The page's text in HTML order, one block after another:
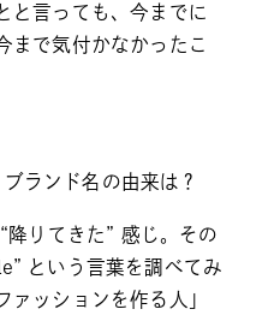
と言っても、今までに
まで気付かなかったこ
ランド名の由来は？
りてきた” 感じ。その
という言葉を調べてみ
ァッションを作る人」